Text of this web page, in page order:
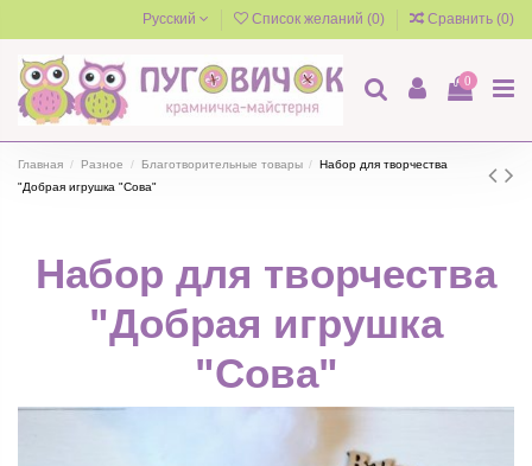
Русский Список желаний (0) Сравнить (0)
0
Главная Разное Благотворительные товары
Набор для творчества
"Добрая игрушка "Сова"
Набор для творчества
"Добрая игрушка
"Сова"